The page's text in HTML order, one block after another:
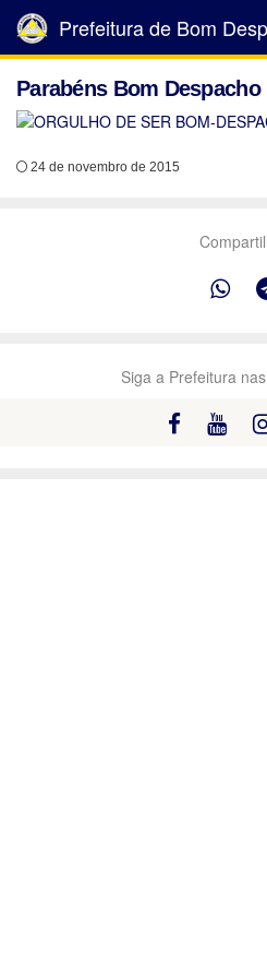
Prefeitura de Bom
Parabéns Bom Despacho
24 de novembro de 2015
Siga a Prefeitura